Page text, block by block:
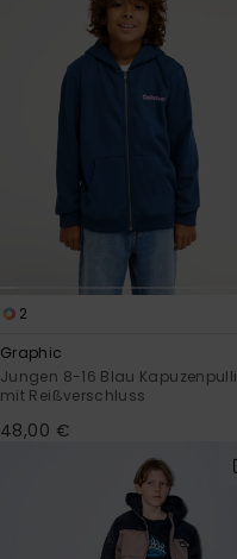
2
Graphic
Jungen 8-16 Blau Kapuzenpulli
mit Reißverschluss
48,00 €